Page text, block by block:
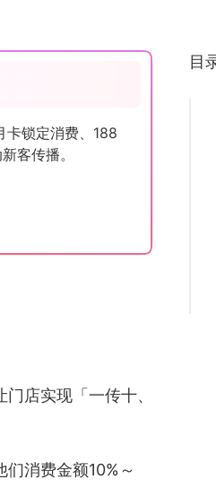
卡锁定消费、188
客传播。
店实现「一传十、
消费金额10%～
目